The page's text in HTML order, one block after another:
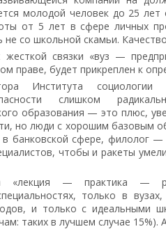
молодой человек до 25
от 5 лет в сфере личных
со школьной скамьи.
жесткой связки «вуз —
праве, будет прикреплен к
Института
слишком
образования — это плюс,
но люди с хорошим базовым
банковской сфере, филолог —
чтобы и ракеты
«лекция — практика —
только в
и только с идеальными
таких в лучшем случае